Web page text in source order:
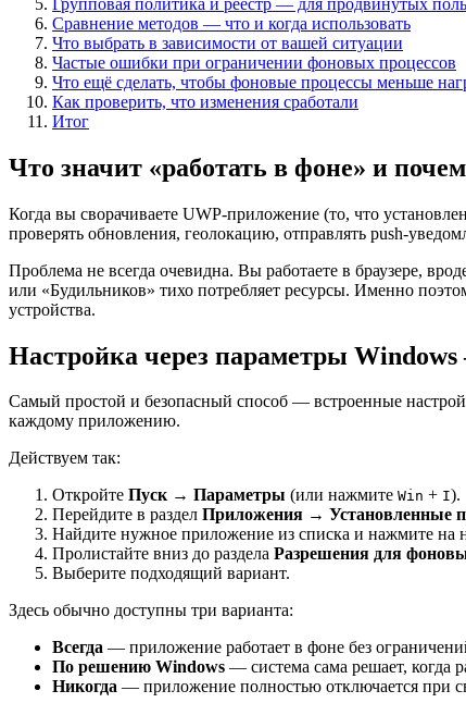
Сравнение методов — что и когда использовать
Что выбрать в зависимости от вашей ситуации
Частые ошибки при ограничении фоновых процессов
Что ещё сделать, чтобы фоновые процессы меньше
Как проверить, что изменения сработали
Итог
Что значит «работать в фоне» и
Когда вы сворачиваете UWP-приложение (то, что
проверять обновления, геолокацию, отправлять push-
Проблема не всегда очевидна. Вы работаете в браузере,
или «Будильников» тихо потребляет ресурсы. Именно
устройства.
Настройка через параметры
Самый простой и безопасный способ — встроенные
каждому приложению.
Действуем так:
Откройте Пуск→ Параметры (или нажмите Win + I).
Перейдите в раздел Приложения → Установленные
Найдите нужное приложение из списка и нажмите на
Пролистайте вниз до раздела Разрешения для
Выберите подходящий вариант.
Здесь обычно доступны три варианта:
Всегда — приложение работает в фоне без
По решению Windows — система сама решает, когда
Никогда — приложение полностью отключается при